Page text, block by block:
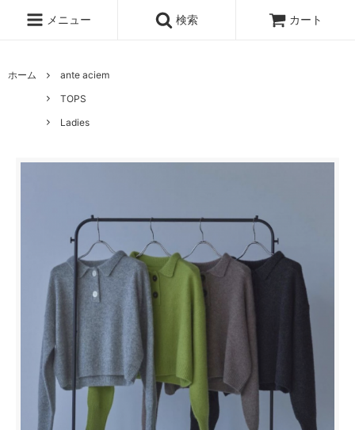
メニュー 検索 カート
ホーム
ante aciem
TOPS
Ladies